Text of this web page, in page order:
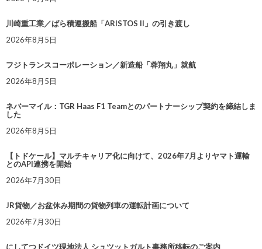
川崎重工業／ばら積運搬船「ARISTOS II」の引き渡し
2026年8月5日
フジトランスコーポレーション／新造船「蓉翔丸」就航
2026年8月5日
ネバーマイル：TGR Haas F1 Teamとのパートナーシップ契約を締結しま
した
2026年8月5日
【トドケール】マルチキャリア化に向けて、2026年7月よりヤマト運輸
とのAPI連携を開始
2026年7月30日
JR貨物／お盆休み期間の貨物列車の運転計画について
2026年7月30日
にしてつドイツ現地法人 シュツットガルト事務所移転のご案内